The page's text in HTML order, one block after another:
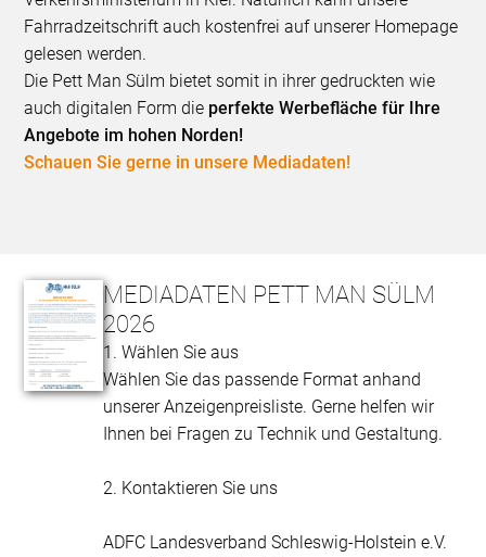
Fahrradzeitschrift auch kostenfrei auf unserer Homepage
gelesen werden.
Die Pett Man Sülm bietet somit in ihrer gedruckten wie
auch digitalen Form die perfekte Werbefläche für Ihre
Angebote im hohen Norden!
Schauen Sie gerne in unsere Mediadaten!
MEDIADATEN PETT MAN SÜLM
2026
1. Wählen Sie aus
Wählen Sie das passende Format anhand
unserer Anzeigenpreisliste. Gerne helfen wir
Ihnen bei Fragen zu Technik und Gestaltung.
2. Kontaktieren Sie uns
ADFC Landesverband Schleswig-Holstein e.V.